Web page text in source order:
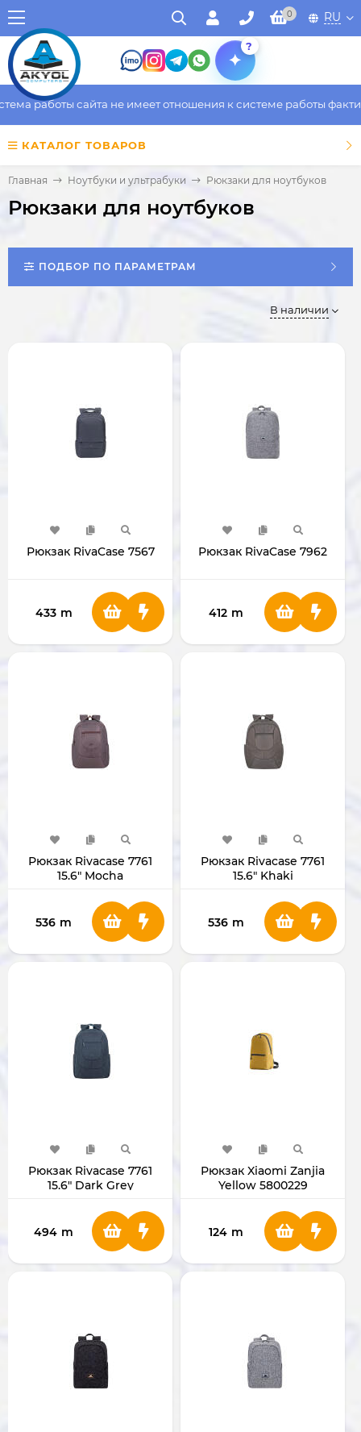
0 RU
?
сайта не имеет отношения к системе работы
КАТАЛОГ ТОВАРОВ
Главная Ноутбуки и ультрабуки Рюкзаки для ноутбуков
Рюкзаки для ноутбуков
ПОДБОР ПО ПАРАМЕТРАМ
В наличии
Рюкзак RivaCase 7567
433 m
Рюкзак RivaCase 7962
412 m
Рюкзак Rivacase 7761
15.6" Mocha
536 m
Рюкзак Rivacase 7761
15.6" Khaki
536 m
Рюкзак Rivacase 7761
15.6" Dark Grey
494 m
Рюкзак Xiaomi Zanjia
Yellow 5800229
124 m